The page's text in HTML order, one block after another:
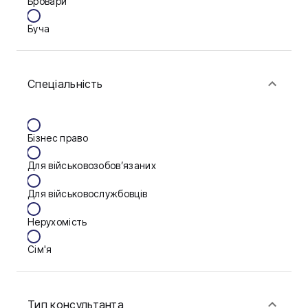
Буча
Васильків
Дніпро
Запоріжжя
Калуш
Кам'янське
Ковель
Спеціальність
Бізнес право
Для військовозобов’язаних
Для військовослужбовців
Нерухомість
Сім'я
Тип консультанта